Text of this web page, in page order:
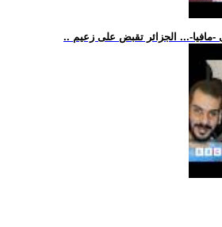
-مافيا-... الجزائر تقبض على زعيم